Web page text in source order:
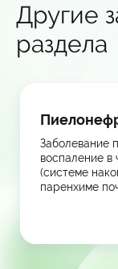
Другие
раздела
Заболевание
воспаление в
(системе
паренхиме